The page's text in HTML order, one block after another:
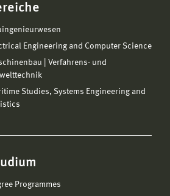
Engineering and Computer Science
| Verfahrens- und
Studies, Systems Engineering and
Programmes